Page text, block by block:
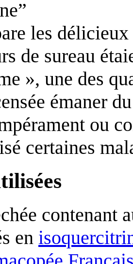
les
de sureau
», une des
émaner
ou
certaines
contenant
en